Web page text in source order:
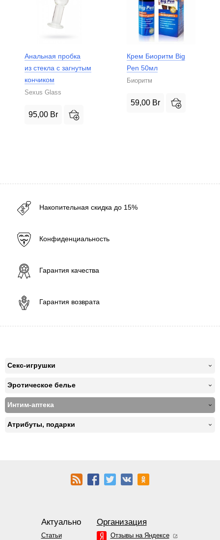
Анальная пробка
из стекла с загнутым
кончиком
Sexus Glass
95,00 Br
Крем Биоритм Big
Pen 50мл
Биоритм
59,00 Br
Накопительная скидка до 15%
Конфиденциальность
Гарантия качества
Гарантия возврата
Секс-игрушки
Эротическое белье
Интим-аптека
Атрибуты, подарки
Актуально
Статьи
Организация
Отзывы на Яндексе